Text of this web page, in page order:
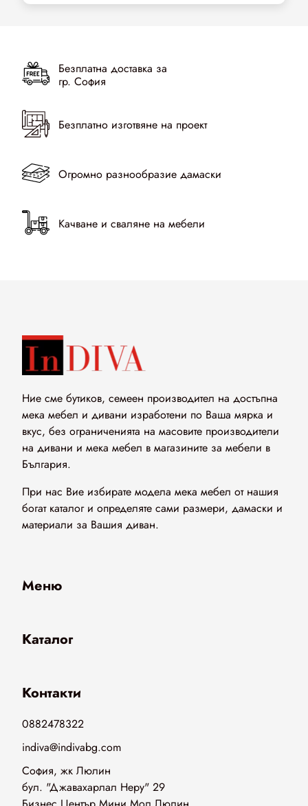
Безплатна доставка за
гр. София
Безплатно изготвяне на проект
Огромно разнообразие дамаски
Качване и сваляне на мебели
Ние сме бутиков, семеен производител на достъпна
мека мебел и дивани изработени по Ваша мярка и
вкус, без ограниченията на масовите производители
на дивани и мека мебел в магазините за мебели в
България.
При нас Вие избирате модела мека мебел от нашия
богат каталог и определяте сами размери, дамаски и
материали за Вашия диван.
Меню
Каталог
Контакти
0882478322
indiva@indivabg.com
София, жк Люлин
бул. "Джавахарлал Неру" 29